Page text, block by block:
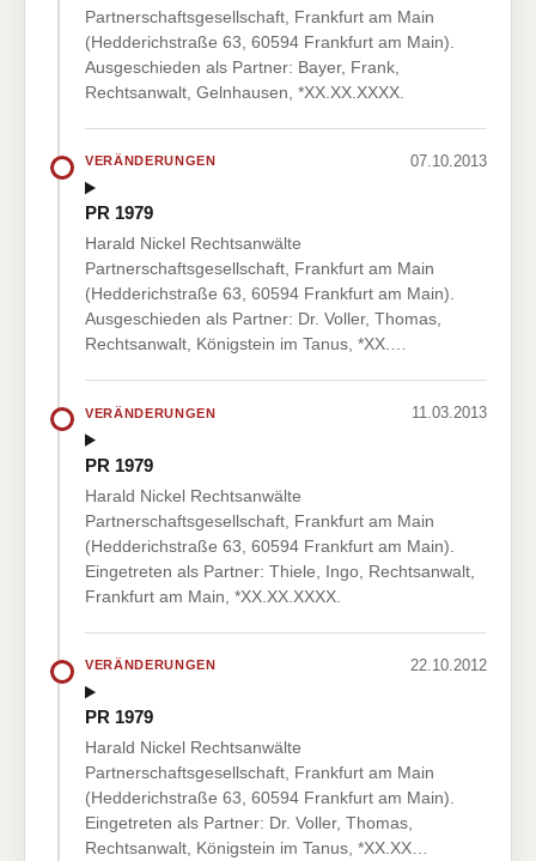
Partnerschaftsgesellschaft, Frankfurt am Main
(Hedderichstraße 63, 60594 Frankfurt am Main).
Ausgeschieden als Partner: Bayer, Frank,
Rechtsanwalt, Gelnhausen, *XX.XX.XXXX.
VERÄNDERUNGEN 07.10.2013
PR 1979
Harald Nickel Rechtsanwälte
Partnerschaftsgesellschaft, Frankfurt am Main
(Hedderichstraße 63, 60594 Frankfurt am Main).
Ausgeschieden als Partner: Dr. Voller, Thomas,
Rechtsanwalt, Königstein im Tanus, *XX.…
VERÄNDERUNGEN 11.03.2013
PR 1979
Harald Nickel Rechtsanwälte
Partnerschaftsgesellschaft, Frankfurt am Main
(Hedderichstraße 63, 60594 Frankfurt am Main).
Eingetreten als Partner: Thiele, Ingo, Rechtsanwalt,
Frankfurt am Main, *XX.XX.XXXX.
VERÄNDERUNGEN 22.10.2012
PR 1979
Harald Nickel Rechtsanwälte
Partnerschaftsgesellschaft, Frankfurt am Main
(Hedderichstraße 63, 60594 Frankfurt am Main).
Eingetreten als Partner: Dr. Voller, Thomas,
Rechtsanwalt, Königstein im Tanus, *XX.XX…